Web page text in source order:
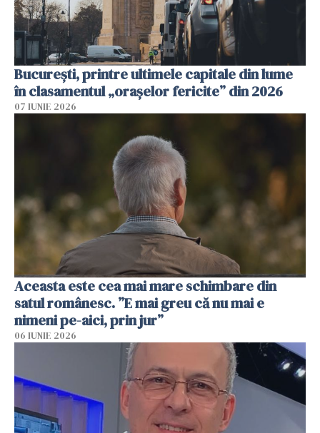
București, printre ultimele capitale din lume
în clasamentul „orașelor fericite” din 2026
07 IUNIE 2026
Aceasta este cea mai mare schimbare din
satul românesc. ”E mai greu că nu mai e
nimeni pe-aici, prin jur”
06 IUNIE 2026